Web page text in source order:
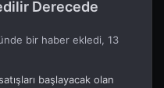
Derecede
bir haber ekledi, 13
başlayacak olan